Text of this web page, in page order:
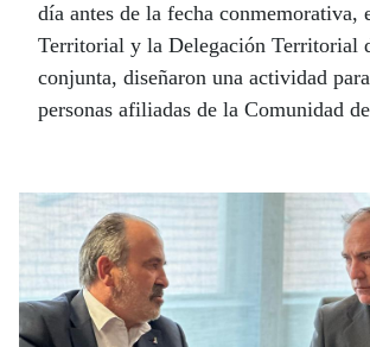
día antes de la fecha conmemorativa,
Territorial y la Delegación Territorial
conjunta, diseñaron una actividad
personas afiliadas de la Comunidad
Bernarda Alba”, de Federico García
función accesible mediante
Teatro María Guerrero.